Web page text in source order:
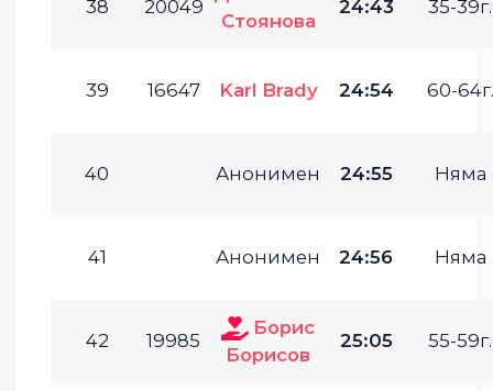
38 20049
Стоянова
24:43 35-39г.
39 16647 Karl Brady 24:54 60-64г.
40 Анонимен 24:55 Няма
41 Анонимен 24:56 Няма
42 19985
Борис
Борисов
25:05 55-59г.